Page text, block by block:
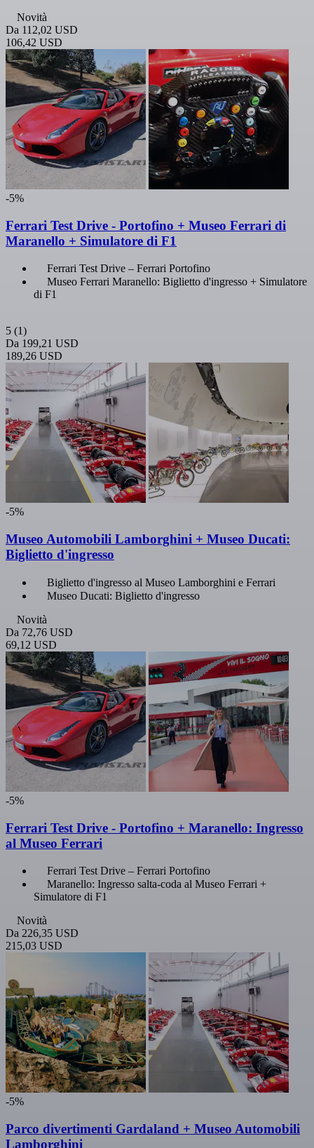
Novità
Da 112,02 USD
106,42 USD
-5%
Ferrari Test Drive - Portofino + Museo Ferrari di
Maranello + Simulatore di F1
Ferrari Test Drive – Ferrari Portofino
Museo Ferrari Maranello: Biglietto d'ingresso + Simulatore
di F1
5 (1)
Da 199,21 USD
189,26 USD
-5%
Museo Automobili Lamborghini + Museo Ducati:
Biglietto d'ingresso
Biglietto d'ingresso al Museo Lamborghini e Ferrari
Museo Ducati: Biglietto d'ingresso
Novità
Da 72,76 USD
69,12 USD
-5%
Ferrari Test Drive - Portofino + Maranello: Ingresso
al Museo Ferrari
Ferrari Test Drive – Ferrari Portofino
Maranello: Ingresso salta-coda al Museo Ferrari +
Simulatore di F1
Novità
Da 226,35 USD
215,03 USD
-5%
Parco divertimenti Gardaland + Museo Automobili
Lamborghini